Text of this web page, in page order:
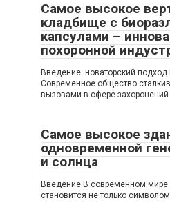
Самое высокое
кладбище с
капсулами –
похоронной
Введение: новаторский подход
Современное общество
вызовами в сфере захоронений
Самое высокое
одновременной
и солнца
Введение В современном мире
становится не только